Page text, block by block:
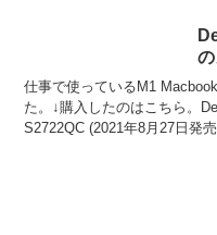
仕事で使っているM1
た。↓購入したのはこちら。
S2722QC (2021年8月27日発